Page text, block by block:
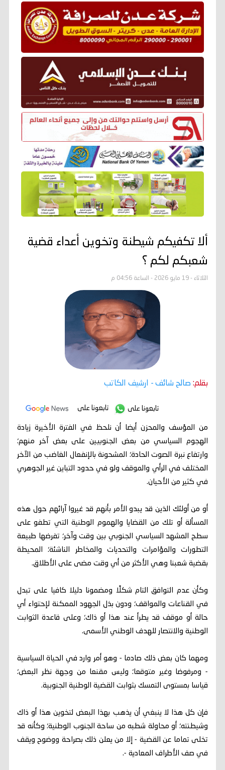
ألا تكفيكم شيطنة وتخوين أعداء قضية
شعبكم لكم ؟
الثلاثاء - 19 مايو 2026 - الساعة 04:56 م
بقلم: صالح شائف - ارشيف الكاتب
تابعونا على تابعونا على
من المؤسف والمحزن أيضا أن نلحظ في الفترة الأخيرة زيادة
الهجوم السياسي من بعض الجنوبيين على بعض آخر منهم؛
وارتفاع نبرة الصوت الحادة؛ المشحونة بالإنفعال الغاضب من الآخر
المختلف في الرأي والموقف ولو في حدود التباين غير الجوهري
في كثير من الأحيان.
أو من أولئك الذين قد يبدو الأمر بأنهم قد غيروا آرائهم حول هذه
المسألة أو تلك من القضايا والهموم الوطنية التي تطفو على
سطح المشهد السياسي الجنوبي بين وقت وآخر؛ تفرضها طبيعة
التطورات والمؤامرات والتحديات والمخاطر الناشئة؛ المحيطة
بقضية شعبنا وهي الأكثر من أي وقت مضى على الأطلاق.
وكأن عدم التوافق التام شكلًا ومضمونا دليلا كافيا على تبدل
في القناعات والمواقف؛ ودون بذل الجهود الممكنة لإحتواء أي
حالة أو موقف قد يطرأ عند هذا أو ذاك؛ وعلى قاعدة الثوابت
الوطنية والانتصار للهدف الوطني الأسمى.
ومهما كان بعض ذلك صادما - وهو أمر وارد في الحياة السياسية
- ومرفوضا وغير متوقعا؛ وليس مقنعا من وجهة نظر البعض؛
قياسا بمستوى التمسك بثوابت القضية الوطنية الجنوبية.
فإن كل هذا لا ينبغي أن يذهب بهذا البعض لتخوين هذا أو ذاك
وشيطنته؛ أو محاولة شطبه من ساحة الجنوب الوطنية؛ وكأنه قد
تخلى تماما عن القضية - إلا من يعلن ذلك بصراحة ووضوح ويقف
في صف الأطراف المعادية -.